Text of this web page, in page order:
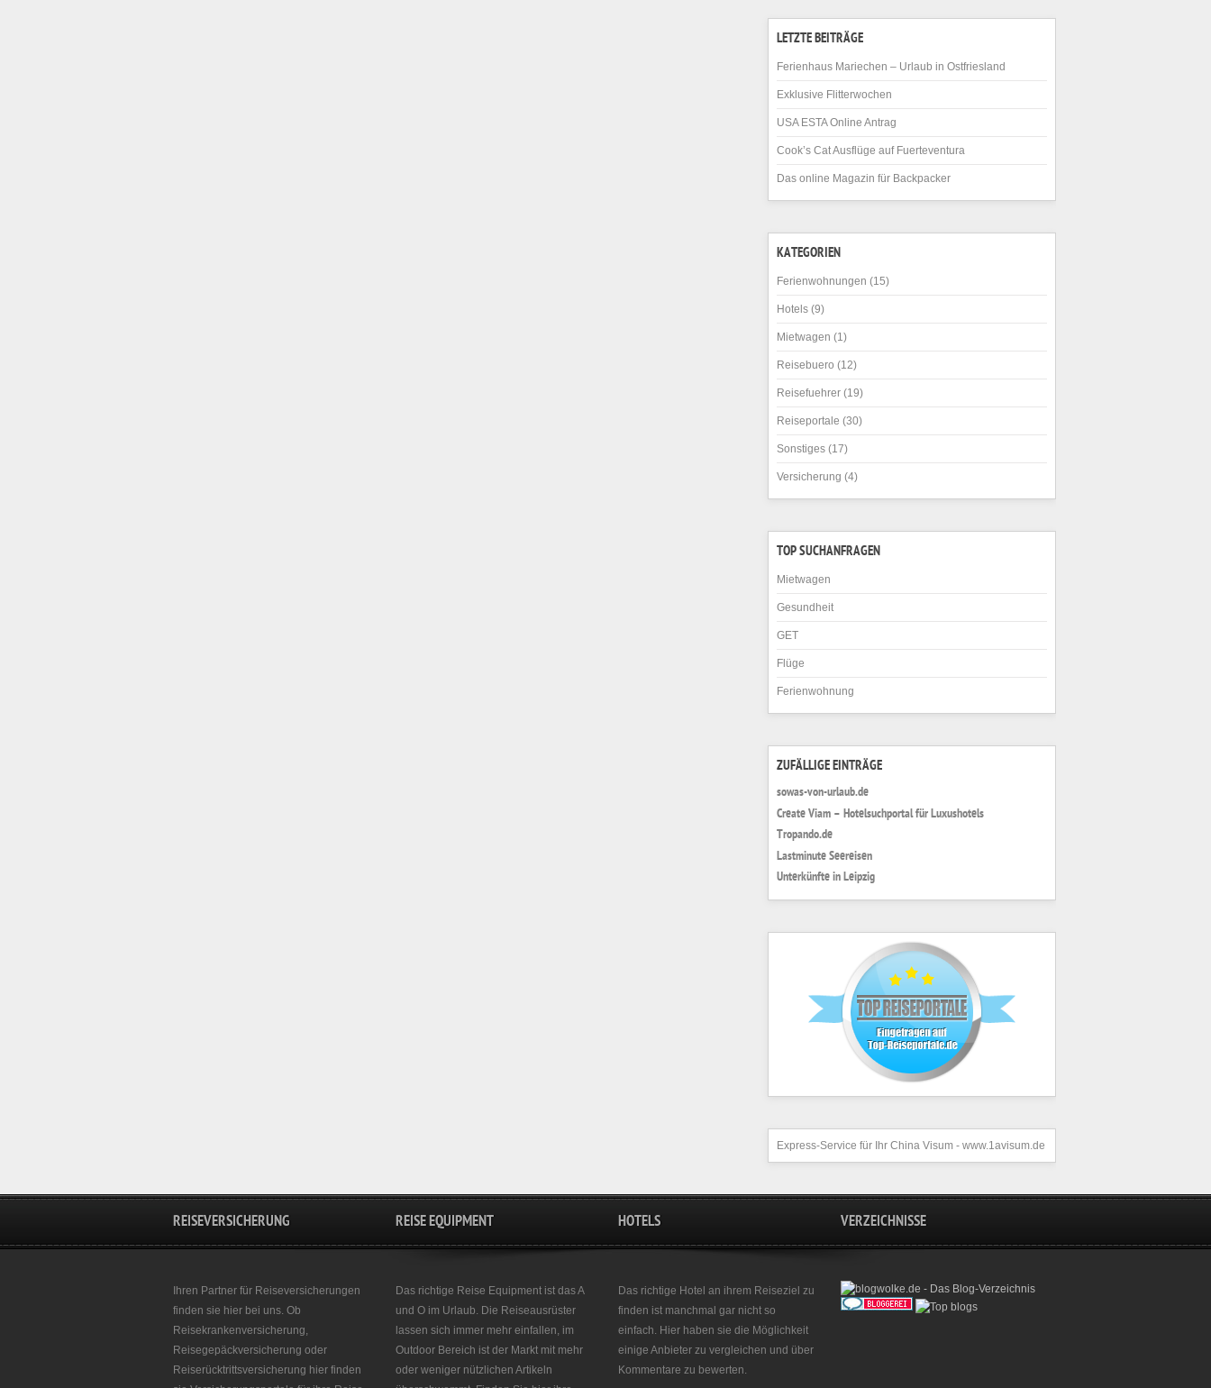
LETZTE BEITRÄGE
Ferienhaus Mariechen – Urlaub in Ostfriesland
Exklusive Flitterwochen
USA ESTA Online Antrag
Cook’s Cat Ausflüge auf Fuerteventura
Das online Magazin für Backpacker
KATEGORIEN
Ferienwohnungen (15)
Hotels (9)
Mietwagen (1)
Reisebuero (12)
Reisefuehrer (19)
Reiseportale (30)
Sonstiges (17)
Versicherung (4)
TOP SUCHANFRAGEN
Mietwagen
Gesundheit
GET
Flüge
Ferienwohnung
ZUFÄLLIGE EINTRÄGE
sowas-von-urlaub.de
Create Viam – Hotelsuchportal für Luxushotels
Tropando.de
Lastminute Seereisen
Unterkünfte in Leipzig
Express-Service für Ihr China Visum - www.1avisum.de
REISEVERSICHERUNG
Ihren Partner für Reiseversicherungen
finden sie hier bei uns. Ob
Reisekrankenversicherung,
Reisegepäckversicherung oder
Reiserücktrittsversicherung hier finden
REISE EQUIPMENT
Das richtige Reise Equipment ist das A
und O im Urlaub. Die Reiseausrüster
lassen sich immer mehr einfallen, im
Outdoor Bereich ist der Markt mit mehr
oder weniger nützlichen Artikeln
HOTELS
Das richtige Hotel an ihrem Reiseziel zu
finden ist manchmal gar nicht so
einfach. Hier haben sie die Möglichkeit
einige Anbieter zu vergleichen und über
Kommentare zu bewerten.
VERZEICHNISSE